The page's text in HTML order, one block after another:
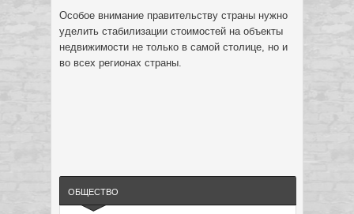
Особое внимание правительству страны нужно
уделить стабилизации стоимостей на объекты
недвижимости не только в самой столице, но и
во всех регионах страны.
ОБЩЕСТВО